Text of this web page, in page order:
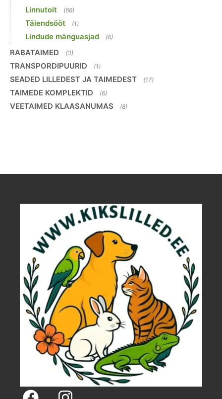
Linnutoit (66)
Täiendsööt (1)
Lindude mänguasjad (6)
RABATAIMED (3)
TRANSPORDIPUURID (1)
SEADED LILLEDEST JA TAIMEDEST (17)
TAIMEDE KOMPLEKTID (6)
VEETAIMED KLAASANUMAS (8)